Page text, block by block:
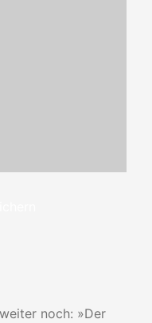
noch: »Der